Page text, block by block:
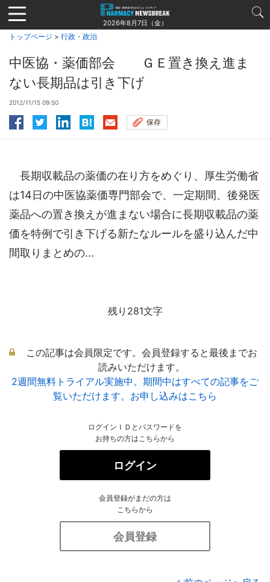
Jump
to
navigation
2026年8月7日（金）
トップページ > 行政・政治
中医協・薬価部会 ＧＥ置き換え進ま
ない長期品は引き下げ
2012/11/15 09:50
保存
長期収載品の薬価の在り方をめぐり、厚生労働省
は14日の中医協薬価専門部会で、一定期間、後発医
薬品への置き換えが進まない場合に長期収載品の薬
価を特例で引き下げる新たなルールを盛り込んだ中
間取りまとめの...
残り281文字
この記事は会員限定です。会員登録すると最後までお
読みいただけます。
2週間無料トライアル実施中。期間中はすべての記事をご
覧いただけます。お申し込みはこちら
ログインＩＤとパスワードを
お持ちの方はこちらから
ログイン
会員登録がまだの方は
こちらから
会員登録